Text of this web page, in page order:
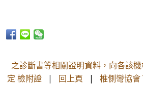
之診斷書等相關證明資料，向各該
定 檢附證 | 回上頁 | 椎側彎協會